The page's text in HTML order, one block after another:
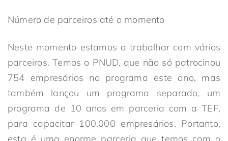
Número de parceiros até o momento
Neste momento estamos a trabalhar com vários
parceiros. Temos o PNUD, que não só patrocinou
754 empresários no programa este ano, mas
também lançou um programa separado, um
programa de 10 anos em parceria com a TEF,
para capacitar 100.000 empresários. Portanto,
esta é uma enorme parceria que temos com o